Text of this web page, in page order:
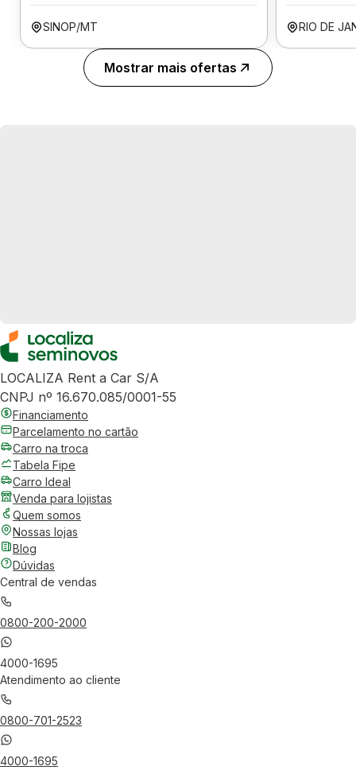
SINOP/MT RIO DE
Mostrar mais ofertas
LOCALIZA Rent a Car S/A
CNPJ nº 16.670.085/0001-55
Financiamento
Parcelamento no cartão
Carro na troca
Tabela Fipe
Carro Ideal
Venda para lojistas
Quem somos
Nossas lojas
Blog
Dúvidas
Central de vendas
0800-200-2000
4000-1695
Atendimento ao cliente
0800-701-2523
4000-1695